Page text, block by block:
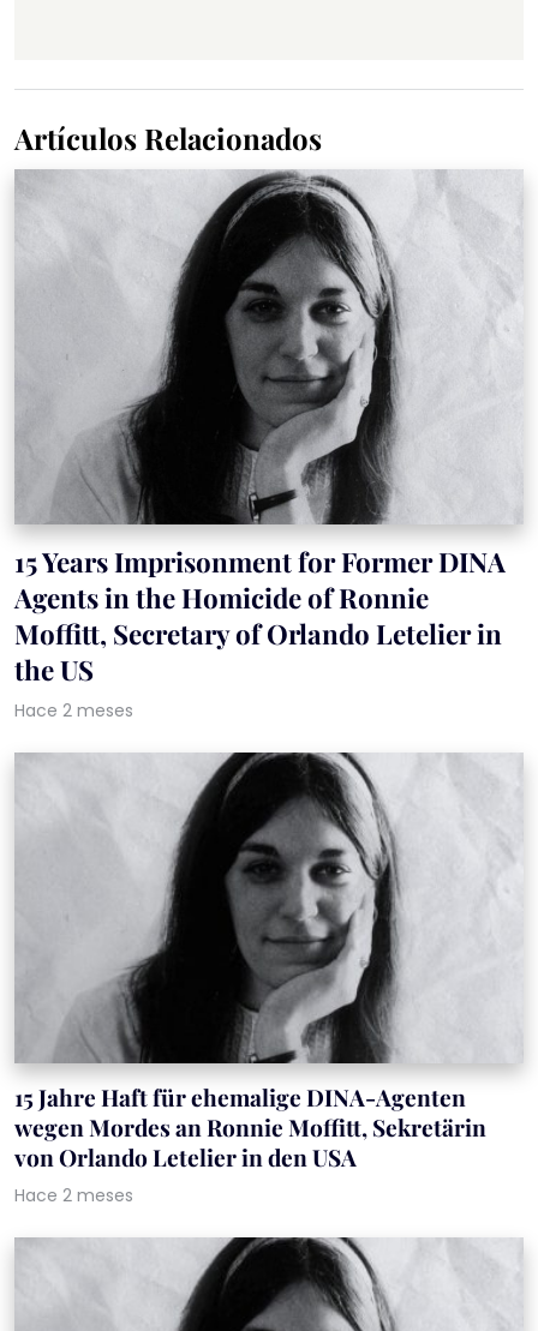
Artículos Relacionados
15 Years Imprisonment for Former DINA
Agents in the Homicide of Ronnie
Moffitt, Secretary of Orlando Letelier in
the US
Hace 2 meses
15 Jahre Haft für ehemalige DINA-Agenten
wegen Mordes an Ronnie Moffitt, Sekretärin
von Orlando Letelier in den USA
Hace 2 meses